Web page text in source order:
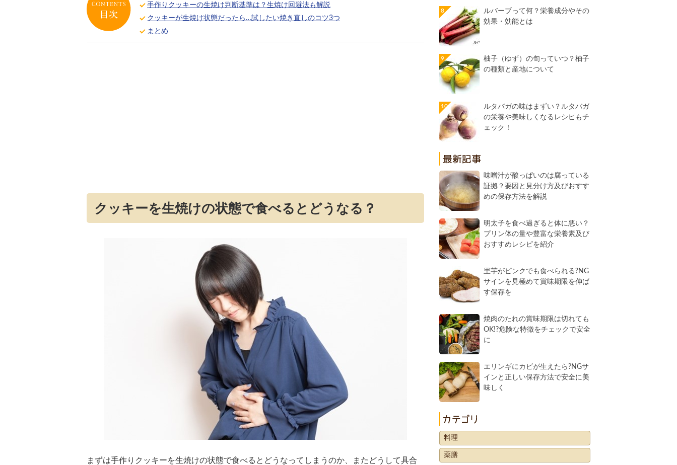
手作りクッキーの生焼け判断基準は？生焼け回避法も解説
クッキーが生焼け状態だったら…試したい焼き直しのコツ3つ
まとめ
クッキーを生焼けの状態で食べるとどうなる？
まずは手作りクッキーを生焼けの状態で食べるとどうなってしまうのか、またどうして具合
ルバーブって何？栄養成分やその
効果・効能とは
柚子（ゆず）の旬っていつ？柚子
の種類と産地について
ルタバガの味はまずい？ルタバガ
の栄養や美味しくなるレシピもチ
ェック！
味噌汁が酸っぱいのは腐っている
証拠？要因と見分け方及びおすす
めの保存方法を解説
明太子を食べ過ぎると体に悪い？
プリン体の量や豊富な栄養素及び
おすすめレシピを紹介
里芋がピンクでも食べられる?NG
サインを見極めて賞味期限を伸ば
す保存を
焼肉のたれの賞味期限は切れても
OK!?危険な特徴をチェックで安全
に
エリンギにカビが生えたら?NGサ
インと正しい保存方法で安全に美
味しく
料理
薬膳